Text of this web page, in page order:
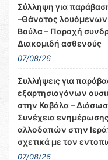
Σύλληψη για
–Θάνατος λουόμενων
Βούλα – Παροχή
Διακομιδή ασθενούς
07/08/26
Συλλήψεις για
εξαρτησιογόνων
στην Καβάλα –
Συνέχεια
αλλοδαπών στην
σχετικά με τον
07/08/26